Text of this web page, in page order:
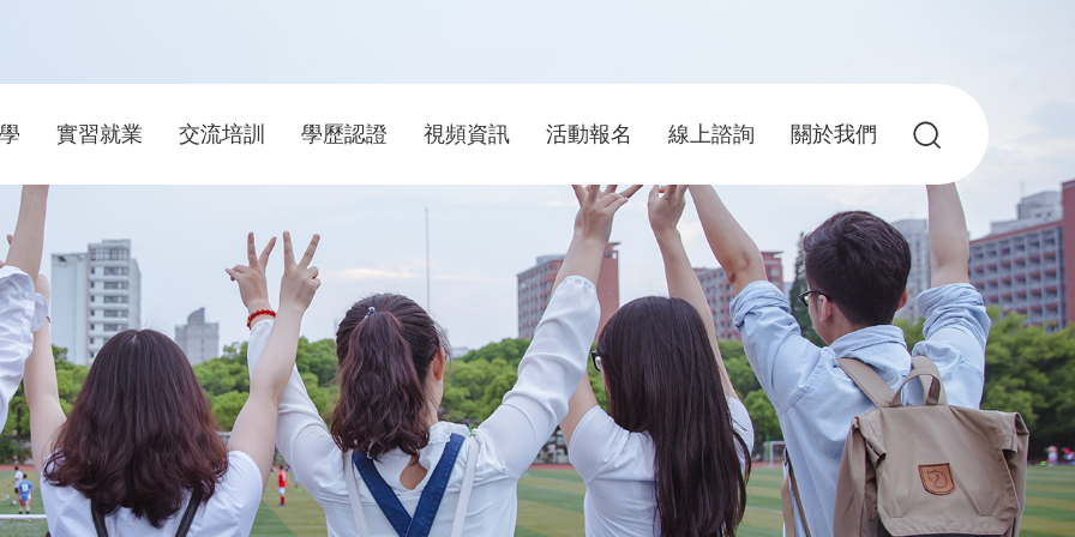
實習就業 交流培訓 學歷認證 視頻資訊 活動報名 線上諮詢 關於我們